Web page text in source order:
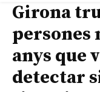
Girona
persones
anys que
detectar